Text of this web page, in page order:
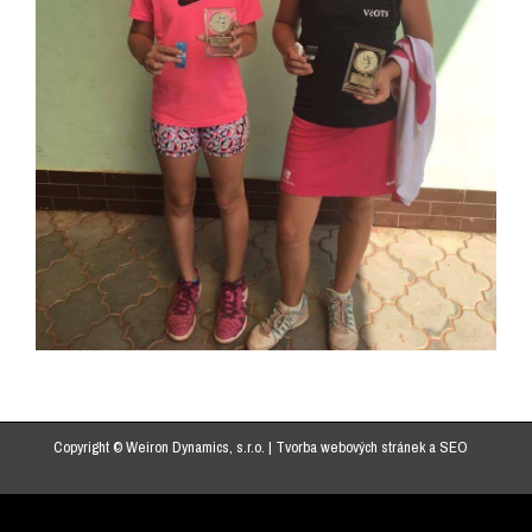
Copyright © Weiron Dynamics, s.r.o. | Tvorba webových stráneka SEO